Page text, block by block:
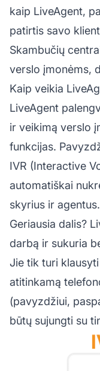
kaip LiveAgent,
patirtis savo
Skambučių
verslo įmonėms,
Kaip veikia
LiveAgent
ir veikimą verslo
funkcijas.
IVR (Interactive
automatiškai
skyrius ir agentus.
Geriausia dalis?
darbą ir sukuria
Jie tik turi
atitinkamą
(pavyzdžiui,
būtų sujungti su